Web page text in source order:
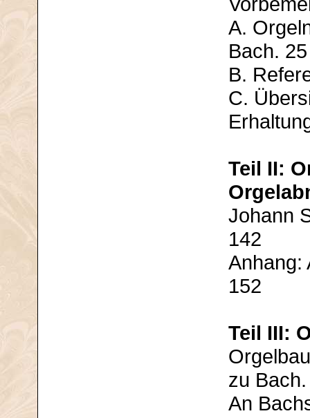
A.
Bach. 25
B.
C.
Teil II:
Johann
142
Anhang:
152
Teil III:
zu
An